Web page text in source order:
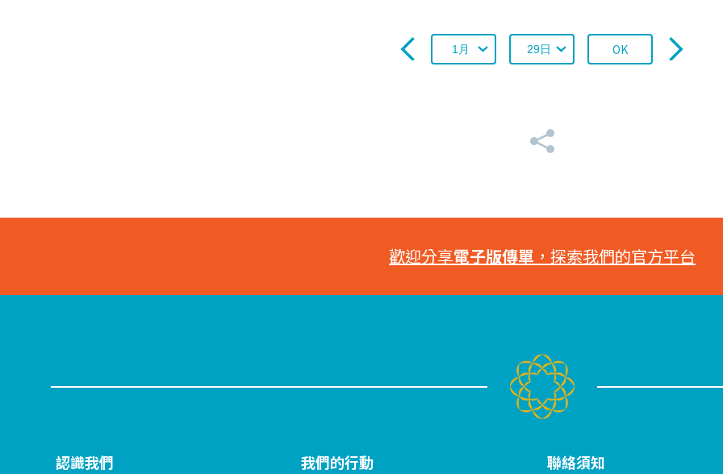
OK
歡迎分享電子版傳單 ，探索我們的官方平台
認識我們 我們的行動 聯絡須知